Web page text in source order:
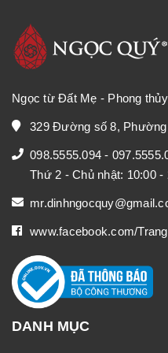
Ngọc từ Đất Mẹ - Phong
329 Đường số 8,
098.5555.094 -
Thứ 2 - Chủ nhật: 10:00 -
www.facebook.com/
DANH MỤC